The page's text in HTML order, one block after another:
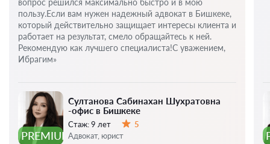
PREMIUM
Султанова Сабинахан Шухратовна
-офис в Бишкеке
Стаж:9 лет
Оценка:
5
Адвокат, юрист
вопрос решился максимально быстро и в мою
пользу.Если вам нужен надежный адвокат в Бишкеке,
который действительно защищает интересы клиента и
работает на результат, смело обращайтесь к ней.
Рекомендую как лучшего специалиста!С уважением,
Ибрагим»